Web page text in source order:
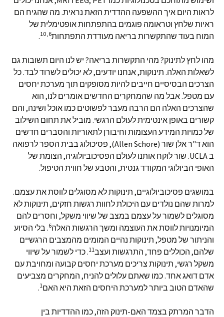
לראות היום איך ההשפעה ההדדית הזאת נראית. מה שהגיח הם
ראיות שלחץ וטראומה פוגמים בהתפתחות אופטימלית של
המוח בעוד שהתקשרות בריאה מעודדת התפתחות6, 10
.
מהו לחץ לתינוק? מהי התקשרות בריאה? יש לנו היום תשובות גם
לשאלות האלה. תינוקות, אנחנו יודעים, לא יכולים לשרוד לבד. כל
הצרכים הבסיסיים חייבים להיות מסופקים תוך מערכת יחסים
עם מטפל. אבל מה שהמחקרים החדשים אומרים לנו, הוא
שהצרכים האלה הם הרבה מעבר לפשוטים כמו אוכל ושינה, והם
קשורים באופן אינטימית לעולם הרגשי. מוביל את תחום השילוב
של כמויות המידע העצומות וחיבורן לתאוריות והסברים חדשים
הוא ד"ר אלן שור (Allen Schore), פסיכולוג בבית הספר לרפואה
ב UCLA. שור לוקח אותנו לעולם הפסיכוביולוגיה, הצומת של
האופי הביולוגי המקודד גנטית, והטבע של חווית הטיפול.
במושגים פסיכוביולוגיים, תינוקות לא מסוגלים לווסת את עצמם.
למרות שהם נולדים עם היכולת לחוות רגשות חזקים, תינוקות לא
מסוגלים לשמור על עצמם במצב של שיווי משקל, וחסרים להם
המיומנויות לווסת את העוצמה ומשך הרגשות האלה6. בלי הסיוע
והניתור של מטפל, תינוקות נהיים המומים מהמצבים הרגשיים
שלהם, הכוללים פחד, התרגשות ועצב11. כדי לשמור על שיווי
משקל רגשי, תינוקות צריכים מערכת יחסים קבועה ומחויבת עם
אדם דואג אחד. כמו שאתם עלולים להניח, המחקרים מצביעים
שהאדם הטוב ביותר למערכת היחסים הזאת היא האם1
.
הדבר המרתק בצמד האם-תינוק הזה, כמו ההדדיות בין